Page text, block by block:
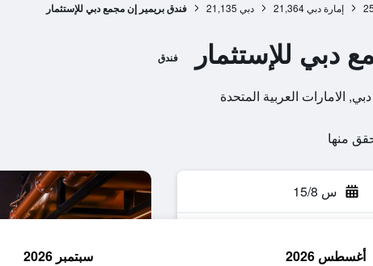
إمارة دبي 21,364 دبي 21,135 فندق بريمير إن مجمع دبي للإستثمار
دبي للإستثمار فندق
الامارات العربية المتحدة
س 15/8
أغسطس 2026 سبتمبر 2026